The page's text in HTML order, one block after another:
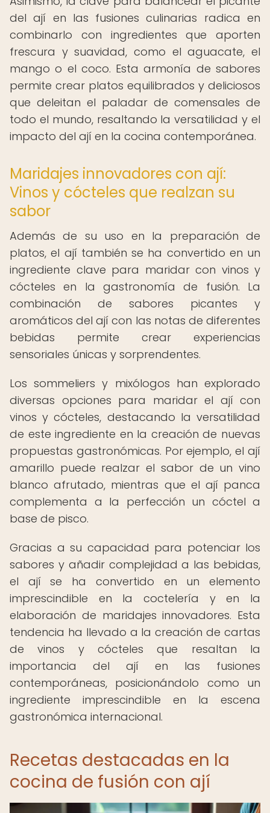
del ají en las fusiones culinarias radica en
combinarlo con ingredientes que aporten
frescura y suavidad, como el aguacate, el
mango o el coco. Esta armonía de sabores
permite crear platos equilibrados y deliciosos
que deleitan el paladar de comensales de
todo el mundo, resaltando la versatilidad y el
impacto del ají en la cocina contemporánea.
Maridajes innovadores con ají:
Vinos y cócteles que realzan su
sabor
Además de su uso en la preparación de
platos, el ají también se ha convertido en un
ingrediente clave para maridar con vinos y
cócteles en la gastronomía de fusión. La
combinación de sabores picantes y
aromáticos del ají con las notas de diferentes
bebidas permite crear experiencias
sensoriales únicas y sorprendentes.
Los sommeliers y mixólogos han explorado
diversas opciones para maridar el ají con
vinos y cócteles, destacando la versatilidad
de este ingrediente en la creación de nuevas
propuestas gastronómicas. Por ejemplo, el ají
amarillo puede realzar el sabor de un vino
blanco afrutado, mientras que el ají panca
complementa a la perfección un cóctel a
base de pisco.
Gracias a su capacidad para potenciar los
sabores y añadir complejidad a las bebidas,
el ají se ha convertido en un elemento
imprescindible en la coctelería y en la
elaboración de maridajes innovadores. Esta
tendencia ha llevado a la creación de cartas
de vinos y cócteles que resaltan la
importancia del ají en las fusiones
contemporáneas, posicionándolo como un
ingrediente imprescindible en la escena
gastronómica internacional.
Recetas destacadas en la
cocina de fusión con ají